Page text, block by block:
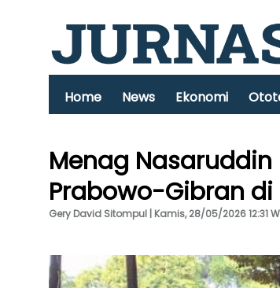
Home News Ekonomi
Menag
Prabowo-Gibran di
Gery David Sitompul | Kamis, 28/05/2026 12:31